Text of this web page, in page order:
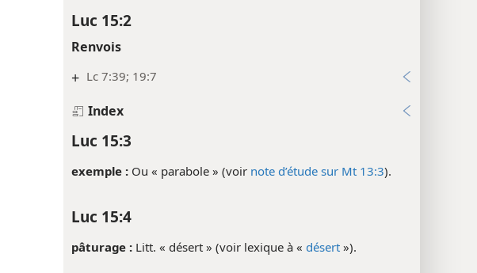
Luc 15:2
Renvois
+ Lc 7:39; 19:7
Index
Luc 15:3
exemple : Ou « parabole » (voir note d’étude sur Mt 13:3).
Luc 15:4
pâturage : Litt. « désert » (voir lexique à « désert »).